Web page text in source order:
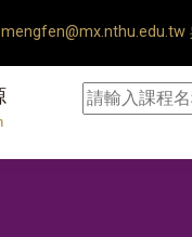
mengfen@mx.nthu.edu.tw